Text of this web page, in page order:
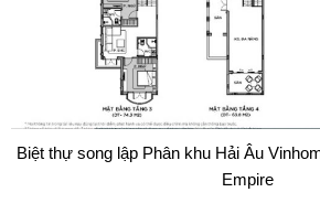
Biệt thự song lập Phân khu Hải Âu
Empire